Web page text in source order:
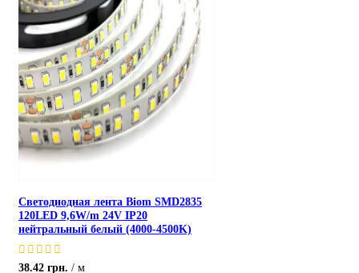
Светодиодная лента Biom SMD2835
120LED 9,6W/m 24V IP20
нейтральный белый (4000-4500K)
38.42 грн. м